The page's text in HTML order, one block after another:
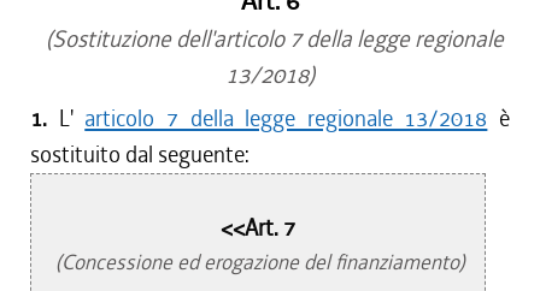
(Sostituzione dell'articolo 7 della legge regionale
13/2018)
1. L' articolo 7 della legge regionale 13/2018 è
sostituito dal seguente:
<<Art. 7
(Concessione ed erogazione del finanziamento)